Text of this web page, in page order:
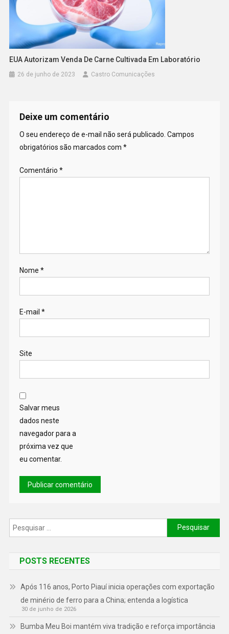
EUA Autorizam Venda De Carne Cultivada Em Laboratório
26 de junho de 2023 Castro Comunicações
Deixe um comentário
O seu endereço de e-mail não será publicado. Campos
obrigatórios são marcados com *
Comentário *
Nome *
E-mail *
Site
Salvar meus
dados neste
navegador para a
próxima vez que
eu comentar.
POSTS RECENTES
Após 116 anos, Porto Piauí inicia operações com exportação
de minério de ferro para a China; entenda a logística
30 de junho de 2026
Bumba Meu Boi mantém viva tradição e reforça importância